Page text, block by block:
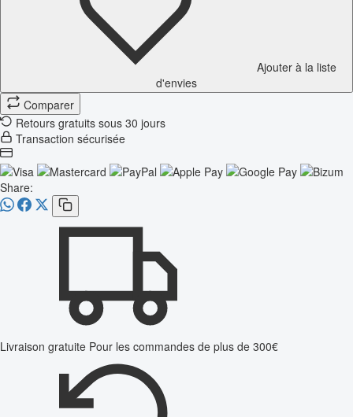
Ajouter à la liste
d'envies
Comparer
Retours gratuits sous 30 jours
Transaction sécurisée
Share:
Livraison gratuite Pour les commandes de plus de 300€